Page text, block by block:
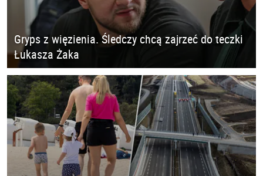
Gryps z więzienia. Śledczy chcą zajrzeć do teczki
Łukasza Żaka